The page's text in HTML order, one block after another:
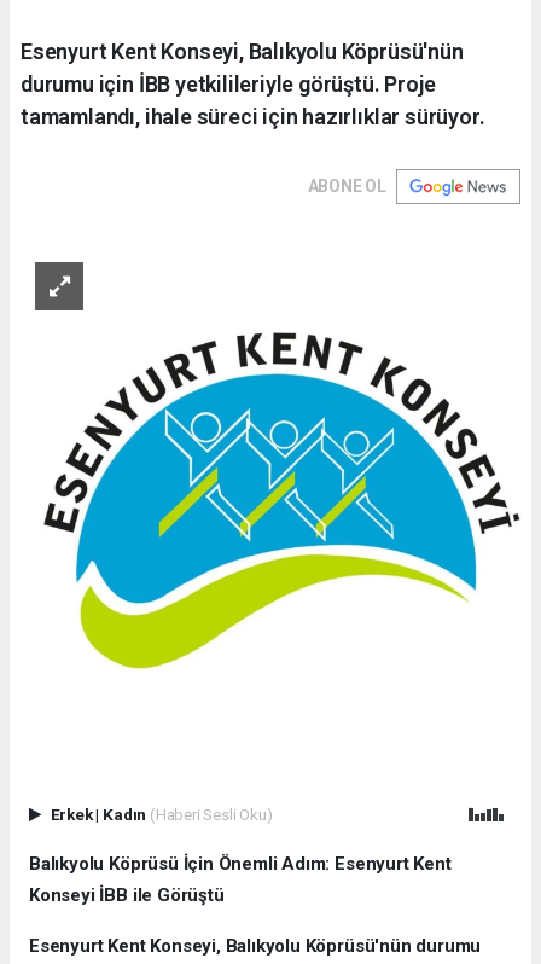
Esenyurt Kent Konseyi, Balıkyolu Köprüsü'nün
durumu için İBB yetkilileriyle görüştü. Proje
tamamlandı, ihale süreci için hazırlıklar sürüyor.
ABONE OL
Erkek| Kadın (Haberi Sesli Oku)
Balıkyolu Köprüsü İçin Önemli Adım: Esenyurt Kent
Konseyi İBB ile Görüştü
Esenyurt Kent Konseyi, Balıkyolu Köprüsü'nün durumu